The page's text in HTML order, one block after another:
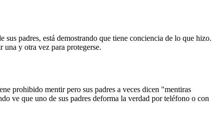
padres, está demostrando que tiene conciencia de lo que hizo.
una y otra vez para protegerse.
prohibido mentir pero sus padres a veces dicen "mentiras
ve que uno de sus padres deforma la verdad por teléfono o con